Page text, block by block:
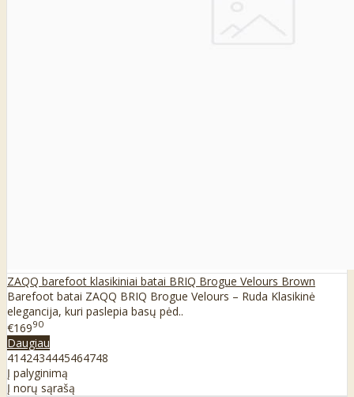
ZAQQ barefoot klasikiniai batai BRIQ Brogue Velours Brown
Barefoot batai ZAQQ BRIQ Brogue Velours – Ruda Klasikinė
elegancija, kuri paslepia basų pėd..
€16990
Daugiau
41 42434445464748
Į palyginimą
Į norų sąrašą